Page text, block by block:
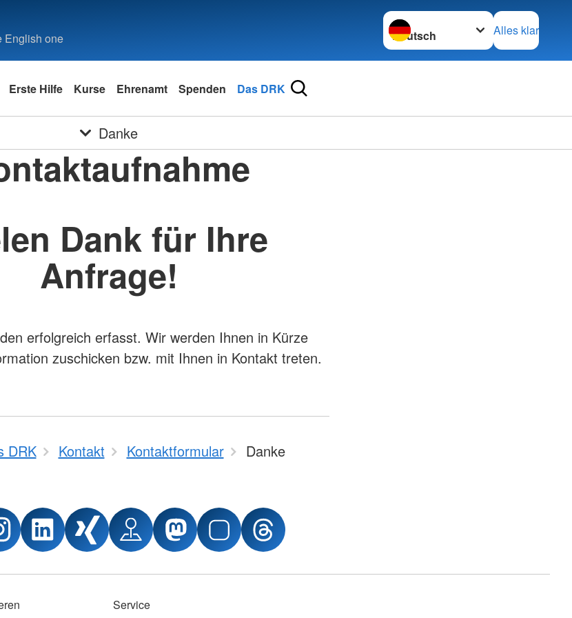
English one
Sprache wechseln zu
Alles klar
Erste Hilfe Kurse Ehrenamt Spenden Das DRK
Danke
Dank für Ihre
Anfrage!
erfolgreich erfasst. Wir werden Ihnen in Kürze
zuschicken bzw. mit Ihnen in Kontakt treten.
DRK Kontakt Kontaktformular Danke
Service